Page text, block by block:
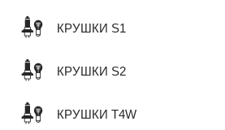
КРУШКИ S1
КРУШКИ S2
КРУШКИ T4W